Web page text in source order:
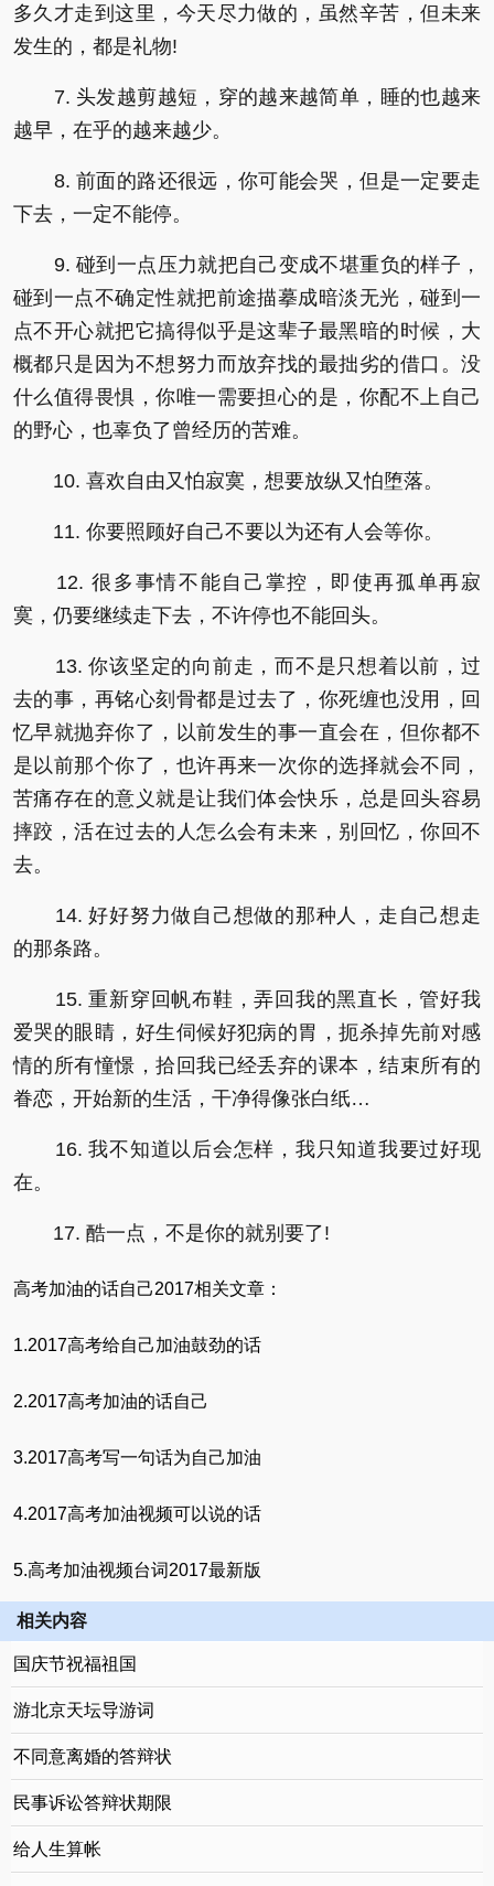
多久才走到这里，今天尽力做的，虽然辛苦，但未来
发生的，都是礼物!
7. 头发越剪越短，穿的越来越简单，睡的也越来
越早，在乎的越来越少。
8. 前面的路还很远，你可能会哭，但是一定要走
下去，一定不能停。
9. 碰到一点压力就把自己变成不堪重负的样子，
碰到一点不确定性就把前途描摹成暗淡无光，碰到一
点不开心就把它搞得似乎是这辈子最黑暗的时候，大
概都只是因为不想努力而放弃找的最拙劣的借口。没
什么值得畏惧，你唯一需要担心的是，你配不上自己
的野心，也辜负了曾经历的苦难。
10. 喜欢自由又怕寂寞，想要放纵又怕堕落。
11. 你要照顾好自己不要以为还有人会等你。
12. 很多事情不能自己掌控，即使再孤单再寂
寞，仍要继续走下去，不许停也不能回头。
13. 你该坚定的向前走，而不是只想着以前，过
去的事，再铭心刻骨都是过去了，你死缠也没用，回
忆早就抛弃你了，以前发生的事一直会在，但你都不
是以前那个你了，也许再来一次你的选择就会不同，
苦痛存在的意义就是让我们体会快乐，总是回头容易
摔跤，活在过去的人怎么会有未来，别回忆，你回不
去。
14. 好好努力做自己想做的那种人，走自己想走
的那条路。
15. 重新穿回帆布鞋，弄回我的黑直长，管好我
爱哭的眼睛，好生伺候好犯病的胃，扼杀掉先前对感
情的所有憧憬，拾回我已经丢弃的课本，结束所有的
眷恋，开始新的生活，干净得像张白纸…
16. 我不知道以后会怎样，我只知道我要过好现
在。
17. 酷一点，不是你的就别要了!
高考加油的话自己2017相关文章：
1.2017高考给自己加油鼓劲的话
2.2017高考加油的话自己
3.2017高考写一句话为自己加油
4.2017高考加油视频可以说的话
5.高考加油视频台词2017最新版
相关内容
国庆节祝福祖国
游北京天坛导游词
不同意离婚的答辩状
民事诉讼答辩状期限
给人生算帐